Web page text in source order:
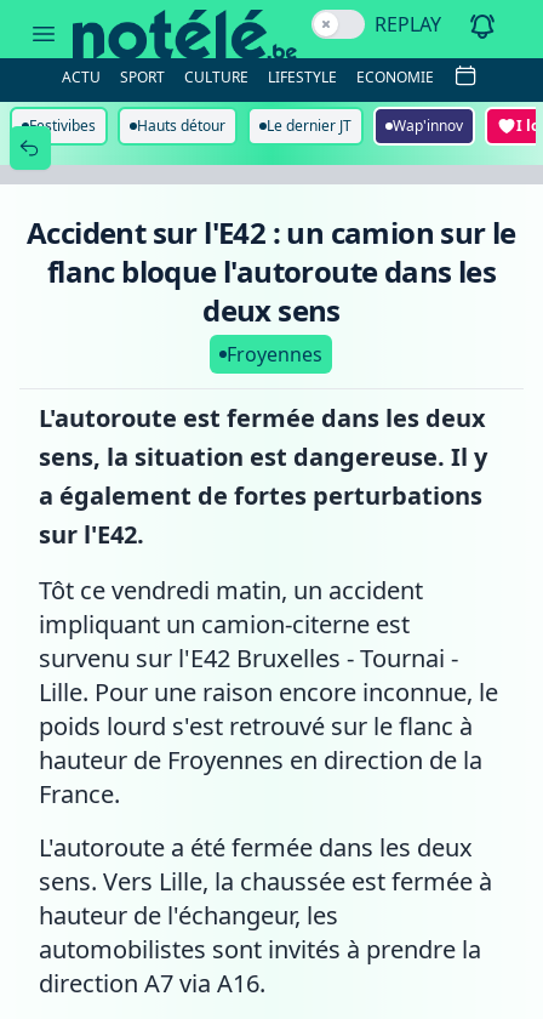
camion
sur
flanc
bloque
dans
REPLAY
ACTU SPORT CULTURE LIFESTYLE ECONOMIE
Festivibes Hauts détour Le dernier JT Wap'innov I
Accident sur l'E42 : un camion sur le
flanc bloque l'autoroute dans les
deux sens
Froyennes
L'autoroute est fermée dans les deux
sens, la situation est dangereuse. Il y
a également de fortes perturbations
sur l'E42.
Tôt ce vendredi matin, un accident
impliquant un camion-citerne est
survenu sur l'E42 Bruxelles - Tournai -
Lille. Pour une raison encore inconnue, le
poids lourd s'est retrouvé sur le flanc à
hauteur de Froyennes en direction de la
France.
L'autoroute a été fermée dans les deux
sens. Vers Lille, la chaussée est fermée à
hauteur de l'échangeur, les
automobilistes sont invités à prendre la
direction A7 via A16.